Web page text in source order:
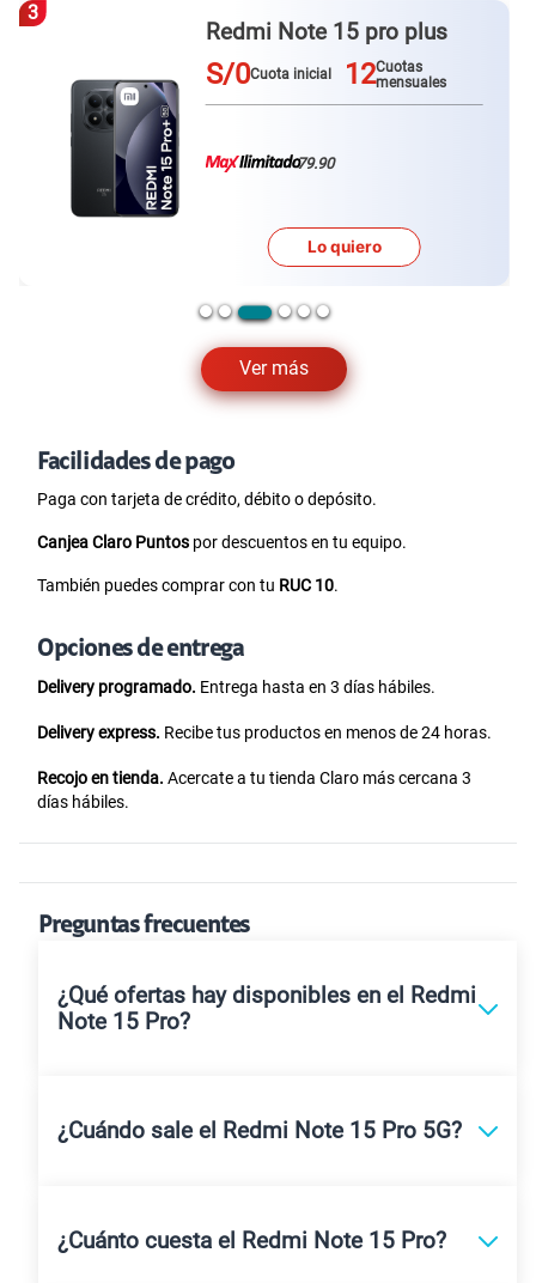
Ver más
3
Redmi Note 15 pro plus
S/0Cuota inicial 12Cuotas
mensuales
79.90
Lo quiero
Facilidades de pago
Paga con tarjeta de crédito, débito o depósito.
Canjea Claro Puntos por descuentos en tu equipo.
También puedes comprar con tu RUC 10.
Opciones de entrega
Delivery programado. Entrega hasta en 3 días hábiles.
Delivery express. Recibe tus productos en menos de 24 horas.
Recojo en tienda. Acercate a tu tienda Claro más cercana 3
días hábiles.
Preguntas frecuentes
¿Qué ofertas hay disponibles en el Redmi
Note 15 Pro?
¿Cuándo sale el Redmi Note 15 Pro 5G?
¿Cuánto cuesta el Redmi Note 15 Pro?